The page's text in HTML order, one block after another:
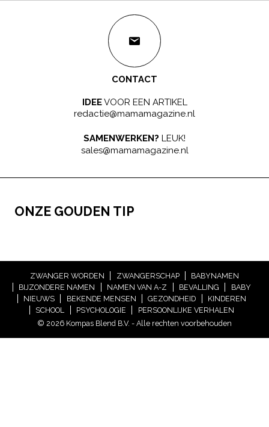
CONTACT
IDEEVOOR EEN ARTIKEL
redactie@mamamagazine.nl
SAMENWERKEN? LEUK!
sales@mamamagazine.nl
ONZE GOUDEN TIP
ZWANGER WORDEN ZWANGERSCHAP
BABYNAMEN
BIJZONDERE NAMEN
NAMEN VAN A-Z BEVALLING
BABY
NIEUWS
BEKENDE MENSEN GEZONDHEID
KINDEREN
SCHOOL
PSYCHOLOGIE
PERSOONLIJKE VERHALEN
© 2026 Kompas Blend B.V. - Alle rechten voorbehouden